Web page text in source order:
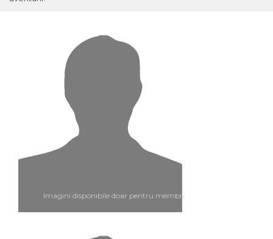
Imagini disponibile doar pentru membri